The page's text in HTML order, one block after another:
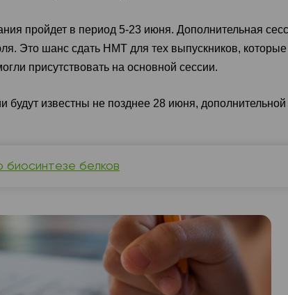
пройдет в период 5-23 июня. Дополнительная
Это шанс сдать НМТ для тех выпускников,
присутствовать на основной сессии.
будут известны не позднее 28 июня,
биосинтезе белков